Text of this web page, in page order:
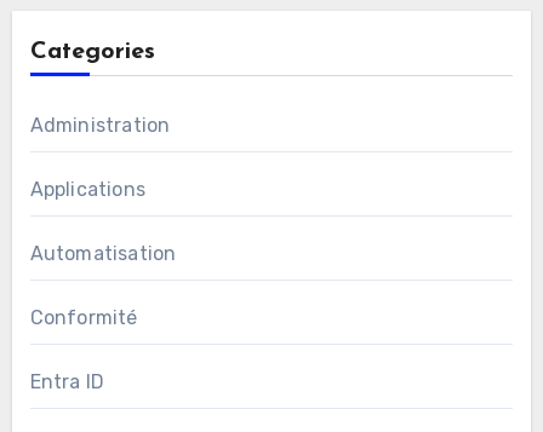
Categories
Administration
Applications
Automatisation
Conformité
Entra ID